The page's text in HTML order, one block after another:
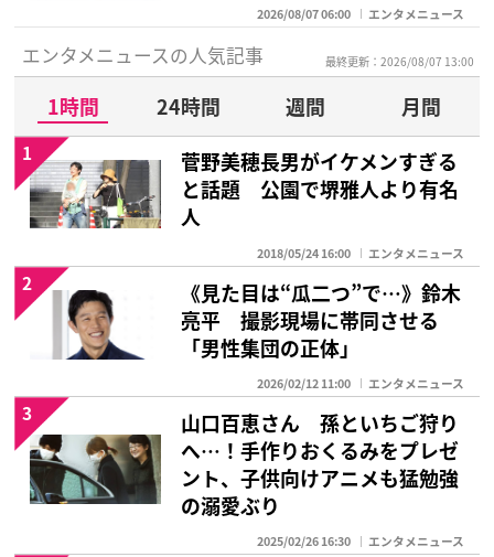
2026/08/07 06:00 エンタメニュース
エンタメニュースの人気記事 最終更新：2026/08/07 13:00
1時間 24時間 週間
月間
菅野美穂長男がイケメンすぎる
と話題 公園で堺雅人より有名
人
2018/05/24 16:00 エンタメニュース
1
《見た目は“瓜二つ”で…》鈴木
亮平 撮影現場に帯同させる
「男性集団の正体」
2026/02/12 11:00 エンタメニュース
2
山口百恵さん 孫といちご狩り
へ…！手作りおくるみをプレゼ
ント、子供向けアニメも猛勉強
の溺愛ぶり
2025/02/26 16:30 エンタメニュース
3